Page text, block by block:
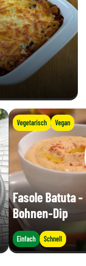
Vegetarisch Vegan
Fasole Batuta
Bohnen-Dip
Einfach Schnell